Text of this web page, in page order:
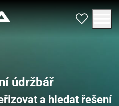
údržbář
a hledat řešení